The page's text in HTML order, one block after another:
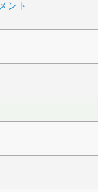
ント